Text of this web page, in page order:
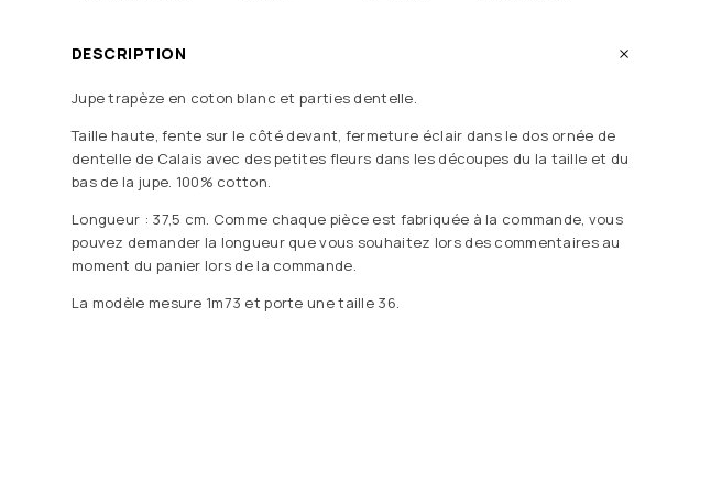
DESCRIPTION
Jupe trapèze en coton blanc et parties dentelle.
Taille haute, fente sur le côté devant, fermeture éclair dans le dos ornée de
dentelle de Calais avec des petites fleurs dans les découpes du la taille et du
bas de la jupe. 100% cotton.
Longueur : 37,5 cm. Comme chaque pièce est fabriquée à la commande, vous
pouvez demander la longueur que vous souhaitez lors des commentaires au
moment du panier lors de la commande.
La modèle mesure 1m73 et porte une taille 36.